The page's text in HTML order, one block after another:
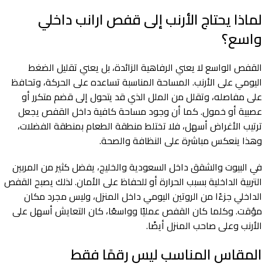
لماذا يحتاج الأرنب إلى قفص ارانب داخلي
واسع؟
القفص الواسع لا يعني الرفاهية الزائدة، بل يعني تقليل الضغط
اليومي على الأرنب. المساحة المناسبة تساعده على الحركة، وتحافظ
على مفاصله، وتقلل من الملل الذي قد يتحول إلى قضم متكرر أو
عصبية أو خمول. كما أن وجود مساحة كافية داخل القفص يجعل
ترتيب الأغراض أسهل، فلا تختلط منطقة الطعام بمنطقة الفضلات،
وهذا ينعكس مباشرة على النظافة والصحة.
في البيوت والشقق داخل السعودية والخليج، يفضل كثير من المربين
التربية الداخلية بسبب الحرارة أو للحفاظ على الأمان. لذلك يصبح القفص
الداخلي جزءًا من الروتين اليومي داخل المنزل، وليس مجرد مكان
مؤقت. وكلما كان القفص عمليًا وواسعًا، كان التعايش أسهل على
الأرنب وعلى صاحب المنزل أيضًا.
المقاس المناسب ليس رقمًا فقط